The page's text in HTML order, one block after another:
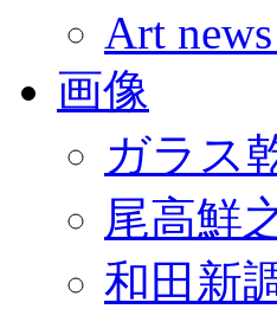
Art
画像
ガラス
尾高鮮
和田新